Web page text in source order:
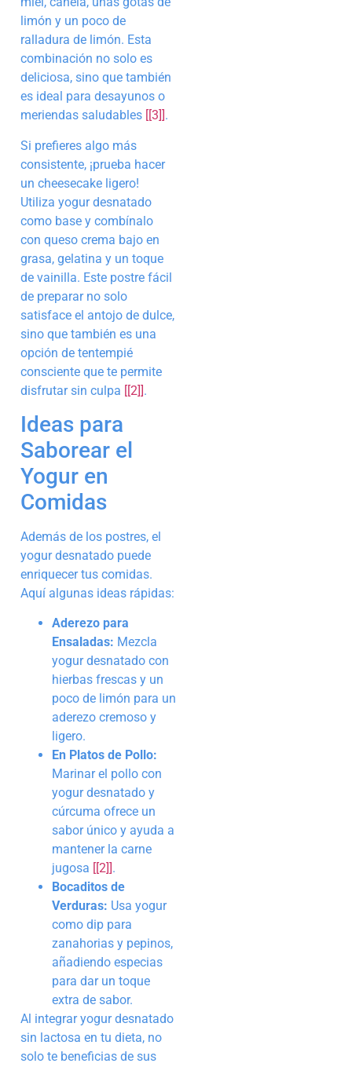
limón y un poco de
ralladura de limón. Esta
combinación no solo es
deliciosa, sino que también
es ideal para desayunos o
meriendas saludables [[3]] .
Si prefieres algo más
consistente, ¡prueba hacer
un cheesecake ligero!
Utiliza yogur desnatado
como base y combínalo
con queso crema bajo en
grasa, gelatina y un toque
de vainilla. Este postre fácil
de preparar no solo
satisface el antojo de dulce,
sino que también es una
opción de tentempié
consciente que te permite
disfrutar sin culpa [[2]].
Ideas para
Saborear el
Yogur en
Comidas
Además de los postres, el
yogur desnatado puede
enriquecer tus comidas.
Aquí algunas ideas rápidas:
Aderezo para
Ensaladas: Mezcla
yogur desnatado con
hierbas frescas y un
poco de limón para un
aderezo cremoso y
ligero.
En Platos de Pollo:
Marinar el pollo con
yogur desnatado y
cúrcuma ofrece un
sabor único y ayuda a
mantener la carne
jugosa [[2]] .
Bocaditos de
Verduras: Usa yogur
como dip para
zanahorias y pepinos,
añadiendo especias
para dar un toque
extra de sabor.
Al integrar yogur desnatado
sin lactosa en tu dieta, no
solo te beneficias de sus